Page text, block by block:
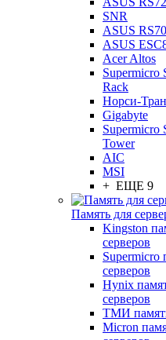
SNR
ASUS
ASUS
Acer Altos
Supermicro
Rack
Норси-
Gigabyte
Supermicro
Tower
AIC
MSI
+ ЕЩЕ 9
Память для
Kingston
серверов
Supermicro
серверов
Hynix
серверов
ТМИ
Micron